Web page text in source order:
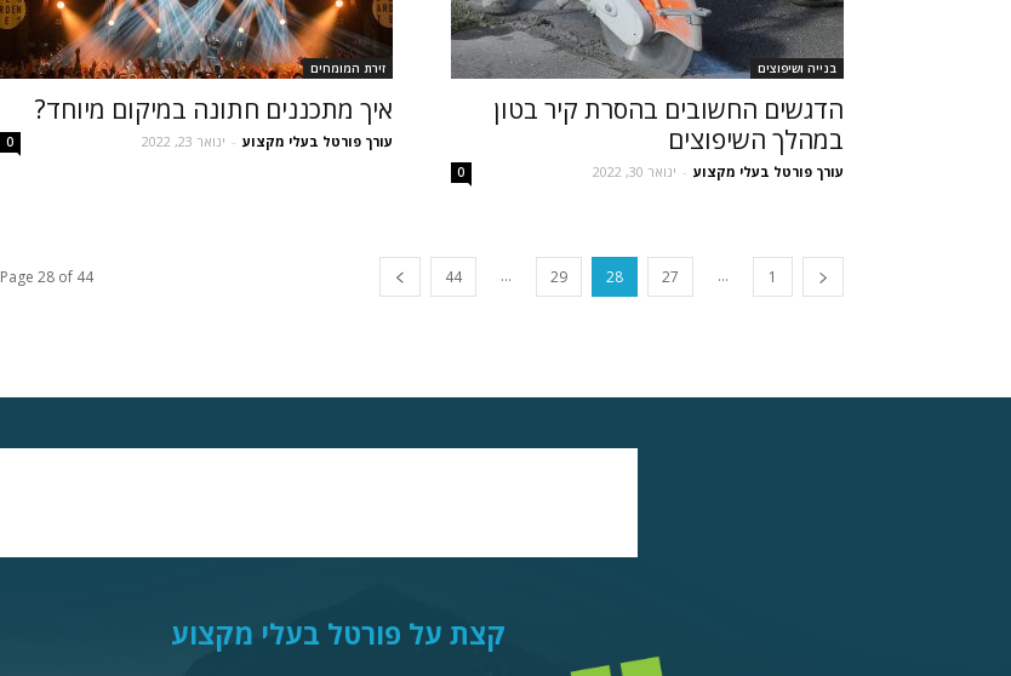
בנייה ושיפוצים
הדגשים החשובים בהסרת קיר בטון
במהלך השיפוצים
עורך פורטל בעלי מקצוע - ינואר 30, 2022 0
זירת המומחים
איך מתכננים חתונה במיקום מיוחד?
עורך פורטל בעלי מקצוע - ינואר 23, 2022 0
1
...
27
28
29
...
44
Page 28 of 44
קצת על פורטל בעלי מקצוע